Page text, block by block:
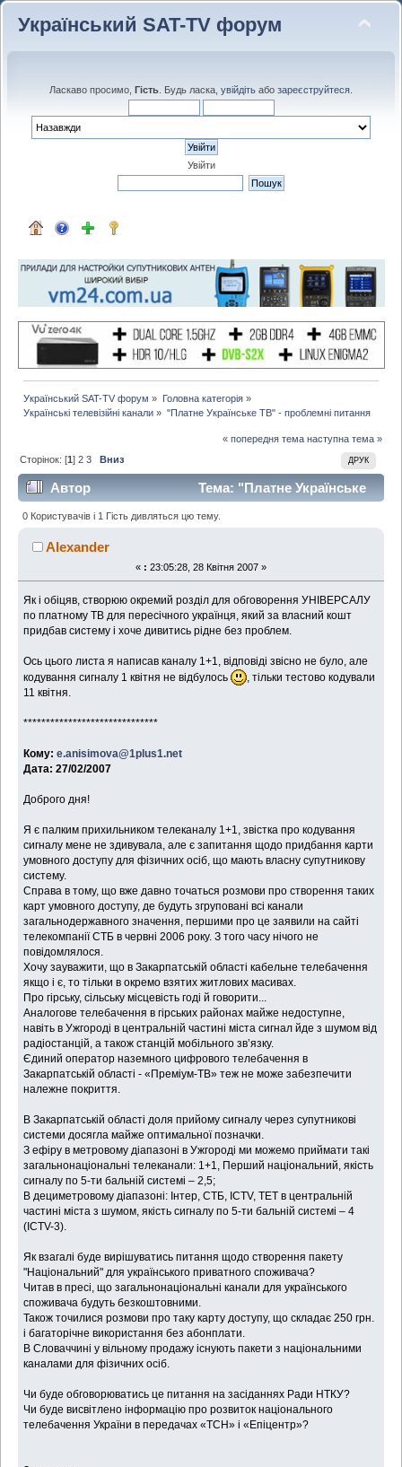
Український SAT-TV форум
Ласкаво просимо, Гість . Будь ласка, увійдіть або зареєструйтеся
Увійти
Український SAT-TV форум » Головна категорія»
Українські телевізійні канали » "Платне Українське ТВ" - проблемні питання
« попередня тема наступна тема »
ДРУК
Сторінок: [1]2 3 Вниз
Автор
Тема: "Платне Українське
ТВ" - проблемні питання (Прочитано 16858 раз)
0 Користувачів і 1 Гість дивляться цю тему.
Alexander
« : 23:05:28, 28 Квітня 2007 »
Як і обіцяв, створюю окремий розділ для обговорення УНІВЕРСАЛУ
по платному ТВ для пересічного українця, який за власний кошт
придбав систему і хоче дивитись рідне без проблем.
Ось цього листа я написав каналу 1+1, відповіді звісно не було, але
кодування сигналу 1 квітня не відбулось
, тільки тестово кодували
11 квітня.
******************************
Кому:e.anisimova@1plus1.net
Дата: 27/02/2007
Доброго дня!
Я є палким прихильником телеканалу 1+1, звістка про кодування
сигналу мене не здивувала, але є запитання щодо придбання карти
умовного доступу для фізичних осіб, що мають власну супутникову
систему.
Справа в тому, що вже давно точаться розмови про створення таких
карт умовного доступу, де будуть згруповані всі канали
загальнодержавного значення, першими про це заявили на сайті
телекомпанії СТБ в червні 2006 року. З того часу нічого не
повідомлялося.
Хочу зауважити, що в Закарпатській області кабельне телебачення
якщо і є, то тільки в окремо взятих житлових масивах.
Про гірську, сільську місцевість годі й говорити...
Аналогове телебачення в гірських районах майже недоступне,
навіть в Ужгороді в центральній частині міста сигнал йде з шумом від
радіостанцій, а також станцій мобільного зв’язку.
Єдиний оператор наземного цифрового телебачення в
Закарпатській області - «Преміум-ТВ» теж не може забезпечити
належне покриття.
В Закарпатській області доля прийому сигналу через супутникові
системи досягла майже оптимальної позначки.
З ефіру в метровому діапазоні в Ужгороді ми можемо приймати такі
загальнонаціональні телеканали: 1+1, Перший національний, якість
сигналу по 5-ти бальній системі – 2,5;
В дециметровому діапазоні: Інтер, СТБ, ICTV, ТЕТ в центральній
частині міста з шумом, якість сигналу по 5-ти бальній системі – 4
(ICTV-3).
Як взагалі буде вирішуватись питання щодо створення пакету
"Національний" для українського приватного споживача?
Читав в пресі, що загальнонаціональні канали для українського
споживача будуть безкоштовними.
Також точилися розмови про таку карту доступу, що складає 250 грн.
і багаторічне використання без абонплати.
В Словаччині у вільному продажу існують пакети з національними
каналами для фізичних осіб.
Чи буде обговорюватись це питання на засіданнях Ради НТКУ?
Чи буде висвітлено інформацію про розвиток національного
телебачення України в передачах «ТСН» і «Епіцентр»?